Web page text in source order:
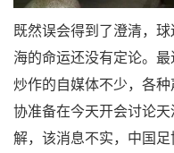
既然误会得到了澄清，
海的命运还没有定论。
炒作的自媒体不少，各
协准备在今天开会讨论
解，该消息不实，中国